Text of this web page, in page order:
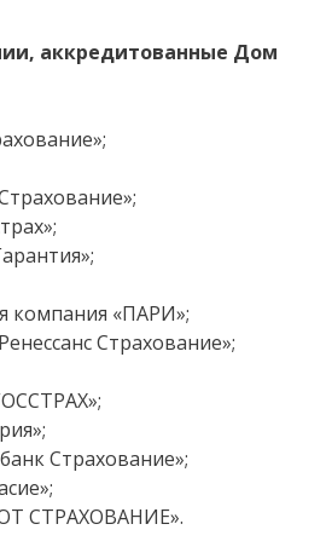
аккредитованные Дом
компания «ПАРИ»;
Страхование»;
Страхование»;
СТРАХОВАНИЕ».